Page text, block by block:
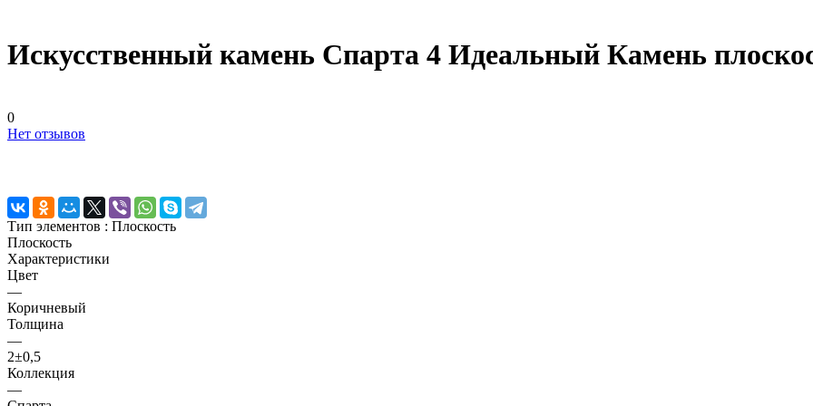
Искусственный камень Спарта 4 Идеальный Камень
0
Нет отзывов
Тип элементов : Плоскость
Плоскость
Характеристики
Цвет
—
Коричневый
Толщина
—
2±0,5
Коллекция
—